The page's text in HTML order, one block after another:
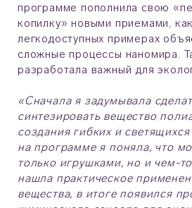
программе пополнила свою
копилку» новыми приемами,
легкодоступных примерах
сложные процессы наномира.
разработала важный для
«Сначала я задумывала
синтезировать вещество
создания гибких и
на программе я поняла, что
только игрушками, но и чем-
нашла практическое
вещества, в итоге появился